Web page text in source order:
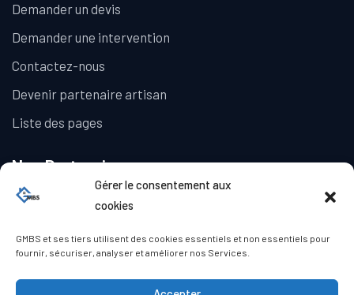
Gérer le consentement aux
cookies
GMBS et ses tiers utilisent des cookies essentiels et non essentiels pour
fournir, sécuriser, analyser et améliorer nos Services.
Demander un devis
Demander une intervention
Contactez-nous
Devenir partenaire artisan
Liste des pages
Nos Partenaires
La Galerie Immobilière